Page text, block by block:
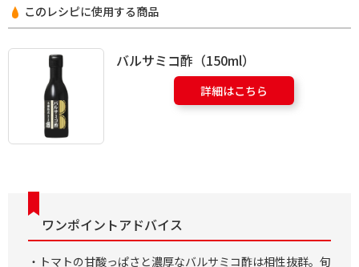
このレシピに使用する商品
バルサミコ酢（150ml）
詳細はこちら
ワンポイントアドバイス
・トマトの甘酸っぱさと濃厚なバルサミコ酢は相性抜群。旬